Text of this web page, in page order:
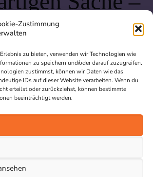
Zustimmung
zu bieten, verwenden wir Technologien wie
zu speichern und/oder darauf zuzugreifen.
zustimmst, können wir Daten wie das
IDs auf dieser Website verarbeiten. Wenn du
erteilst oder zurückziehst, können bestimmte
beeinträchtigt werden.
bald wieder
vorbei!